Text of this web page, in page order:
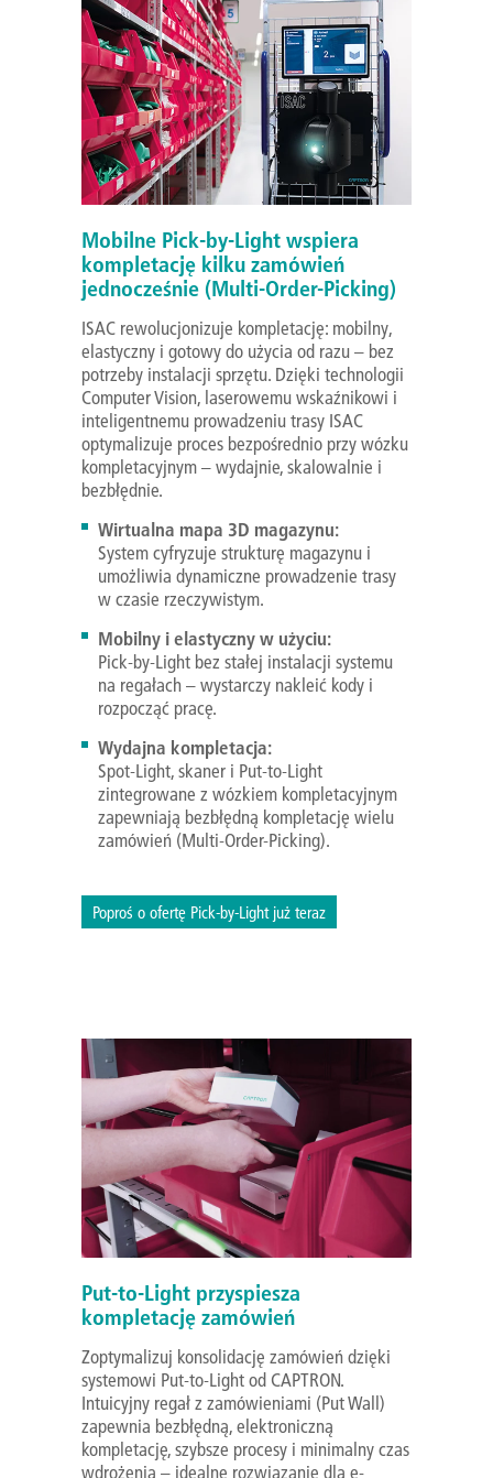
Mobilne Pick-by-Light wspiera
kompletację kilku zamówień
jednocześnie (Multi-Order-Picking)
ISAC rewolucjonizuje kompletację: mobilny,
elastyczny i gotowy do użycia od razu – bez
potrzeby instalacji sprzętu. Dzięki technologii
Computer Vision, laserowemu wskaźnikowi i
inteligentnemu prowadzeniu trasy ISAC
optymalizuje proces bezpośrednio przy wózku
kompletacyjnym – wydajnie, skalowalnie i
bezbłędnie.
Wirtualna mapa 3D magazynu:
System cyfryzuje strukturę magazynu i
umożliwia dynamiczne prowadzenie trasy
w czasie rzeczywistym.
Mobilny i elastyczny w użyciu:
Pick-by-Light bez stałej instalacji systemu
na regałach – wystarczy nakleić kody i
rozpocząć pracę.
Wydajna kompletacja:
Spot-Light, skaner i Put-to-Light
zintegrowane z wózkiem kompletacyjnym
zapewniają bezbłędną kompletację wielu
zamówień (Multi-Order-Picking).
Poproś o ofertę Pick-by-Light już teraz
Put-to-Light przyspiesza
kompletację zamówień
Zoptymalizuj konsolidację zamówień dzięki
systemowi Put-to-Light od CAPTRON.
Intuicyjny regał z zamówieniami (Put Wall)
zapewnia bezbłędną, elektroniczną
kompletację, szybsze procesy i minimalny czas
wdrożenia – idealne rozwiązanie dla e-